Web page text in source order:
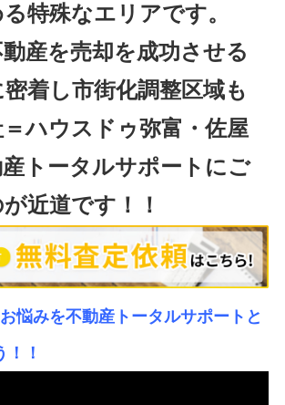
特殊なエリアです。
産を売却を成功させる
着し市街化調整区域も
ハウスドゥ弥富・佐屋
産トータルサポートにご
近道です！！
悩みを不動産トータルサポートと
！